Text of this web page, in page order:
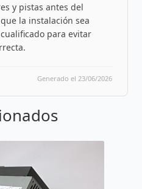
y pistas antes del
la instalación sea
para evitar
Generado el 23/06/2026